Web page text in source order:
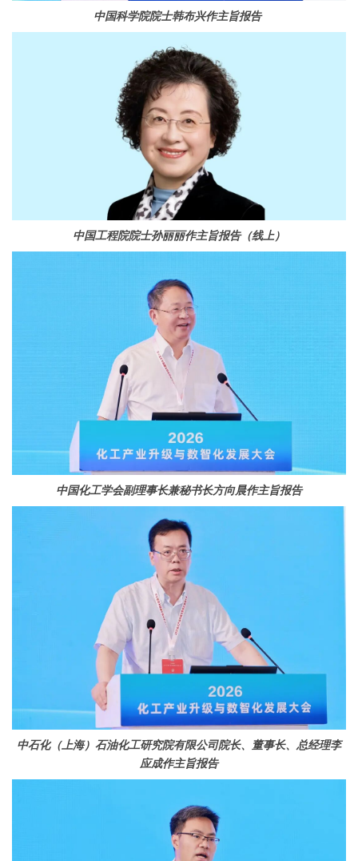
中国科学院院士韩布兴作主旨报告
中国工程院院士孙丽丽作主旨报告（线上）
中国化工学会副理事长兼秘书长方向晨作主旨报告
中石化（上海）石油化工研究院有限公司院长、董事长、总经理李
应成作主旨报告